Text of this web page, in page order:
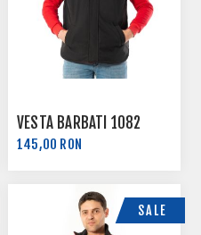
VESTA BARBATI 1082
145,00 RON
SALE